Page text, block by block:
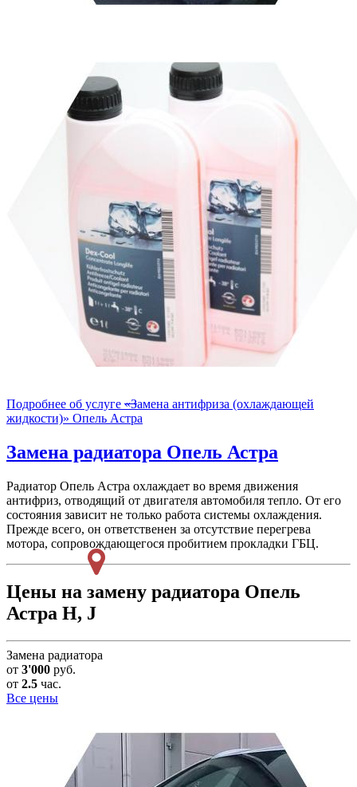
Подробнее об услуге «Замена антифриза (охлаждающей
жидкости)» Опель Астра
Замена радиатора Опель Астра
Радиатор Опель Астра охлаждает во время движения
антифриз, отводящий от двигателя автомобиля тепло. От его
состояния зависит не только работа системы охлаждения.
Прежде всего, он ответственен за отсутствие перегрева
мотора, сопровождающегося пробитием прокладки ГБЦ.
Цены на замену радиатора Опель
Астра H, J
Замена радиатора
от 3'000 руб.
от 2.5 час.
Все цены